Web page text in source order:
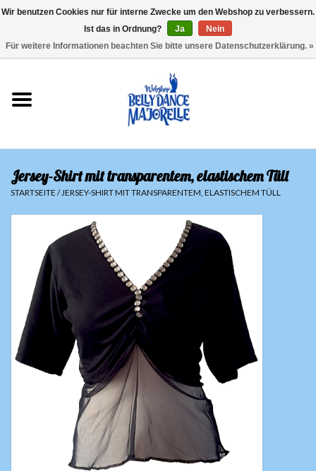
Sale
Sets
Oberteile
Röcke und Hosen
Hüfttücher
Schleier
Bauchtanzkostüme
Catsuits / Saidi & Hagalla
Jersey-Shirt mit transparentem, elastischem Tüll
STARTSEITE / JERSEY-SHIRT MIT TRANSPARENTEM, ELASTISCHEM TÜLL
Wir benutzen Cookies nur für interne Zwecke um den Webshop zu verbessern.
Ist das in Ordnung?
Ja
Nein
Für weitere Informationen beachten Sie bitte unsere Datenschutzerklärung. »